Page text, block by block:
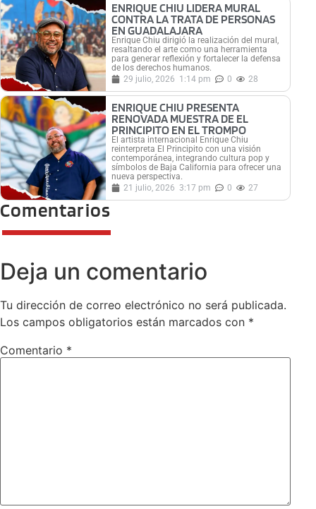
ENRIQUE CHIU LIDERA MURAL
CONTRA LA TRATA DE PERSONAS
EN GUADALAJARA
Enrique Chiu dirigió la realización del mural,
resaltando el arte como una herramienta
para generar reflexión y fortalecer la defensa
de los derechos humanos.
29 julio, 2026 1:14 pm 0 28
ENRIQUE CHIU PRESENTA
RENOVADA MUESTRA DE EL
PRINCIPITO EN EL TROMPO
El artista internacional Enrique Chiu
reinterpreta El Principito con una visión
contemporánea, integrando cultura pop y
símbolos de Baja California para ofrecer una
nueva perspectiva.
21 julio, 2026 3:17 pm 0 27
Comentarios
Deja un comentario
Tu dirección de correo electrónico no será publicada.
Los campos obligatorios están marcados con *
Comentario *